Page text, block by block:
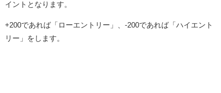
イントとなります。
+200であれば「ローエントリー」、-200であれば「ハイエント
リー」をします。